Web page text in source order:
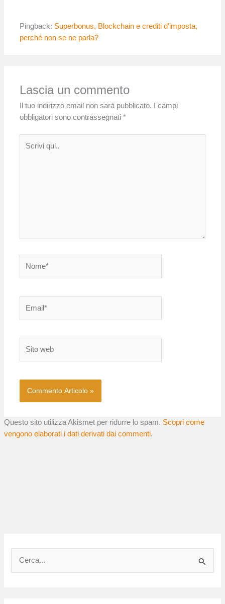
Pingback: Superbonus, Blockchain e crediti d’imposta,
perché non se ne parla?
Lascia un commento
Il tuo indirizzo email non sarà pubblicato.
I campi
obbligatori sono contrassegnati*
qui..
web
Questo sito utilizza Akismet per ridurre lo spam. Scopri come
vengono elaborati i dati derivati dai commenti.